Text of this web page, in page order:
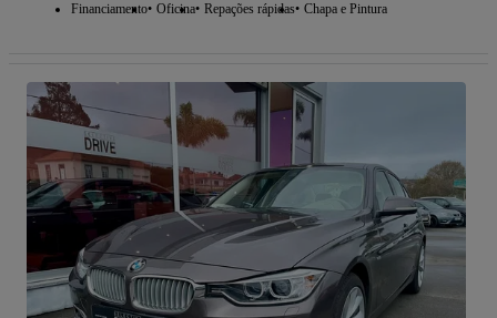
Financiamento Oficina Repações rápidas Chapa e Pintura